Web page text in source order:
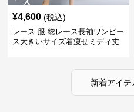
¥4,600 (税込)
レース 服 総レース長袖ワンピー
ス大きいサイズ着痩せミディ丈
新着アイ